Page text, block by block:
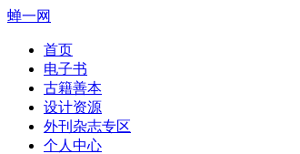
蝉一网
首页
电子书
古籍善本
设计资源
外刊杂志专区
个人中心